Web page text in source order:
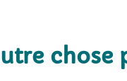
chose